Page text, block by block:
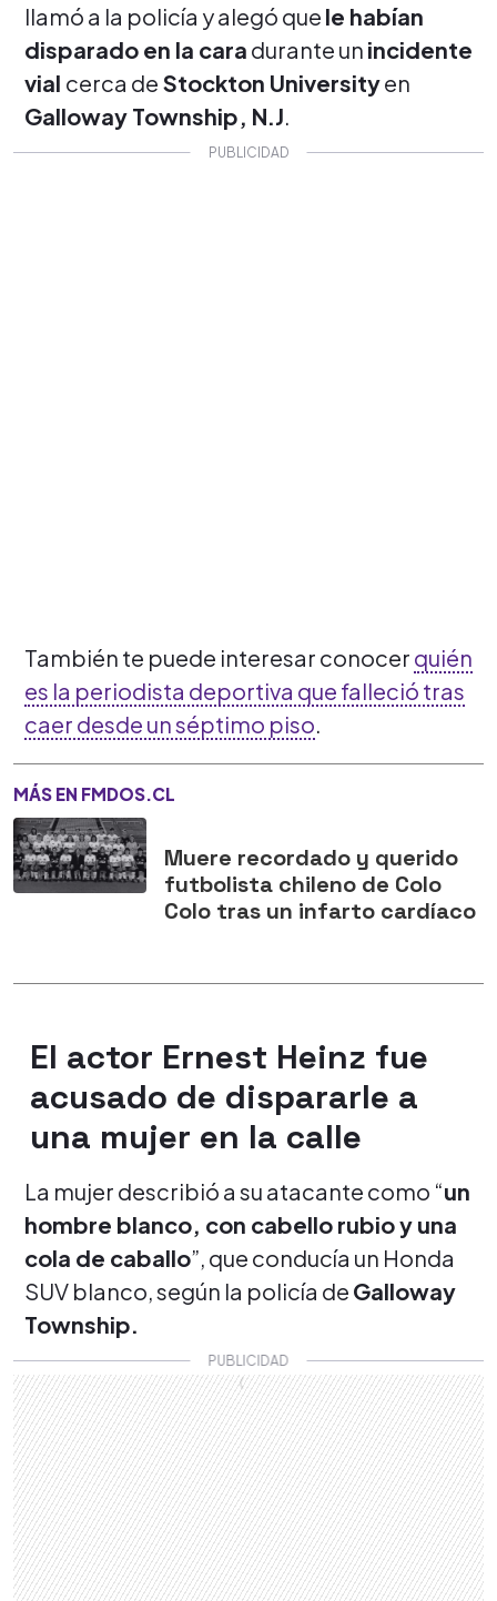
llamó a la policía y alegó que le habían
disparado en la cara durante un incidente
vial cerca de Stockton Universityen
Galloway Township, N.J.
También te puede interesar conocer quién
es la periodista deportiva que falleció tras
caer desde un séptimo piso.
MÁS EN FMDOS.CL
Muere recordado y querido
futbolista chileno de Colo
Colo tras un infarto cardíaco
El actor Ernest Heinz fue
acusado de dispararle a
una mujer en la calle
La mujer describió a su atacante como “un
hombre blanco, con cabello rubio y una
cola de caballo”, que conducía un Honda
SUV blanco, según la policía de Galloway
Township.